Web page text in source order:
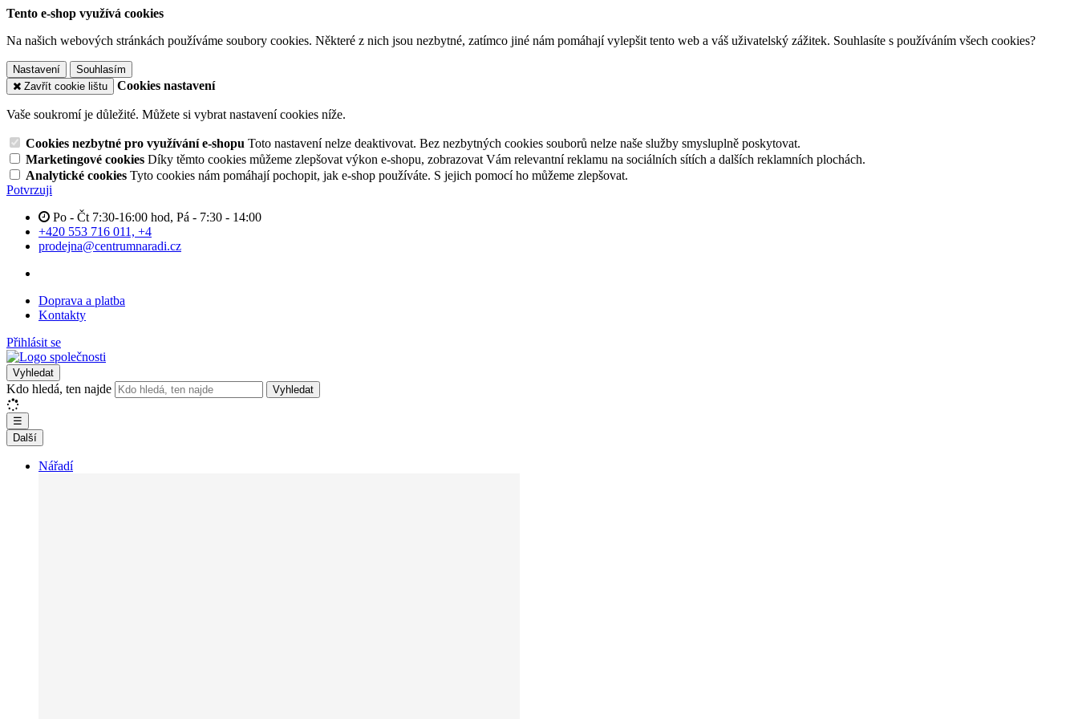
Tento e-shop využívá cookies
Na našich webových stránkách používáme soubory cookies. Některé z nich jsou nezbytné, zatímco jiné nám pomáhají vylepšit tento web a váš uživatelský zážitek. Souhlasíte s používáním všech cookies?
Nastavení
Souhlasím
Zavřít cookie lištu
Cookies nastavení
Vaše soukromí je důležité. Můžete si vybrat nastavení cookies níže.
Cookies nezbytné pro využívání e-shopu Toto nastavení nelze deaktivovat. Bez nezbytných cookies souborů nelze naše služby smysluplně poskytovat.
Marketingové cookies Díky těmto cookies můžeme zlepšovat výkon e-shopu, zobrazovat Vám relevantní reklamu na sociálních sítích a dalších reklamních plochách.
Analytické cookies Tyto cookies nám pomáhají pochopit, jak e-shop používáte. S jejich pomocí ho můžeme zlepšovat.
Potvrzuji
Po - Čt 7:30-16:00 hod, Pá - 7:30 - 14:00
+420 553 716 011, +4
prodejna@centrumnaradi.cz
Doprava a platba
Kontakty
Přihlásit se
Vyhledat
Kdo hledá, ten najde Vyhledat
☰
Další
Nářadí